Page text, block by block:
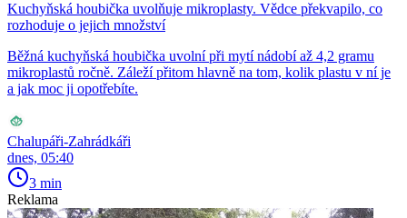
Kuchyňská houbička uvolňuje mikroplasty. Vědce překvapilo, co
rozhoduje o jejich množství
Běžná kuchyňská houbička uvolní při mytí nádobí až 4,2 gramu
mikroplastů ročně. Záleží přitom hlavně na tom, kolik plastu v ní je
a jak moc ji opotřebíte.
Chalupáři-Zahrádkáři
dnes, 05:40
3 min
Reklama